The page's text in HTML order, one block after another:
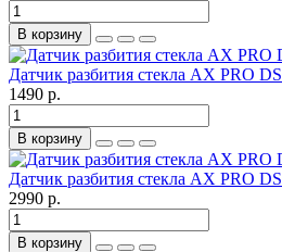
В корзину
Датчик разбития стекла AX PRO
1490 р.
В корзину
Датчик разбития стекла AX PRO
2990 р.
В корзину